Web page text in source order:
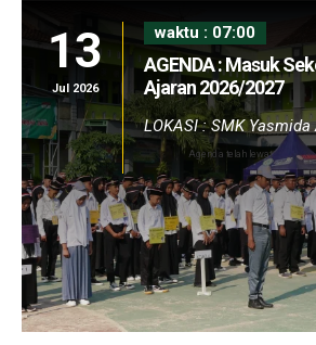
13
Jul 2026
waktu : 07:00
AGENDA : Masuk
Ajaran 2026/2027
LOKASI : SMK
Agenda telah lewat